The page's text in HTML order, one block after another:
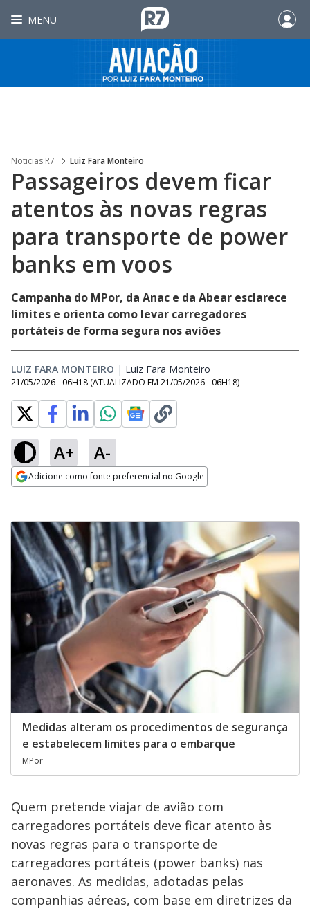
MENU
Noticias R7 Luiz Fara Monteiro
Passageiros devem ficar
atentos às novas regras
para transporte de power
banks em voos
Campanha do MPor, da Anac e da Abear esclarece
limites e orienta como levar carregadores
portáteis de forma segura nos aviões
LUIZ FARA MONTEIRO | Luiz Fara Monteiro
21/05/2026 - 06H18 (ATUALIZADO EM 21/05/2026 - 06H18)
A+ A-
Adicione como fonte preferencial no Google
Medidas alteram os procedimentos de segurança
e estabelecem limites para o embarque
MPor
Quem pretende viajar de avião com
carregadores portáteis deve ficar atento às
novas regras para o transporte de
carregadores portáteis (power banks) nas
aeronaves. As medidas, adotadas pelas
companhias aéreas, com base em diretrizes da